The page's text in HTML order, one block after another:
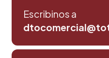
Escribinos a